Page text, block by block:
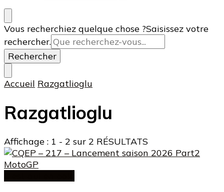
Vous recherchiez quelque chose ?Saisissez votre
rechercher.
Accueil Razgatlioglu
Razgatlioglu
Affichage : 1 - 2 sur 2 RÉSULTATS